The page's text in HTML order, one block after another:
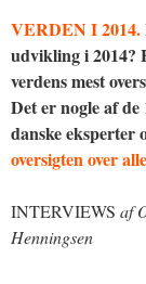
VERDEN I 2014.
udvikling i 2014?
verdens mest
Det er nogle af
danske eksperter
oversigten over
INTERVIEWS af
Henningsen